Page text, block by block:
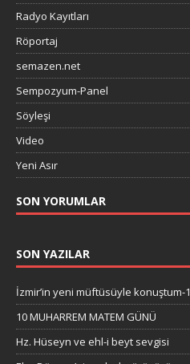
Radyo Kayıtları
Röportaj
semazen.net
Sempozyum-Panel
Söyleşi
Video
Yeni Asır
SON YORUMLAR
SON YAZILAR
İzmir’in yeni müftüsüyle konuştum-1
10 MUHARREM MATEM GÜNÜ
Hz. Hüseyn ve ehl-i beyt sevgisi